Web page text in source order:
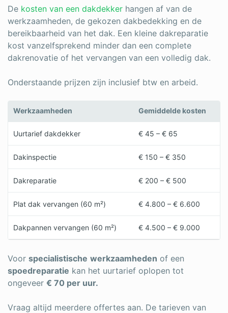
De kosten van een dakdekker hangen af van de
werkzaamheden, de gekozen dakbedekking en de
bereikbaarheid van het dak. Een kleine dakreparatie
kost vanzelfsprekend minder dan een complete
dakrenovatie of het vervangen van een volledig dak.
Onderstaande prijzen zijn inclusief btw en arbeid.
Werkzaamheden Gemiddelde kosten
Uurtarief dakdekker € 45 – € 65
Dakinspectie € 150 – € 350
Dakreparatie € 200 – € 500
Plat dak vervangen (60 m²) € 4.800 – € 6.600
Dakpannen vervangen (60 m²) € 4.500 – € 9.000
Voor specialistische werkzaamheden of een
spoedreparatie kan het uurtarief oplopen tot
ongeveer € 70 per uur.
Vraag altijd meerdere offertes aan. De tarieven van